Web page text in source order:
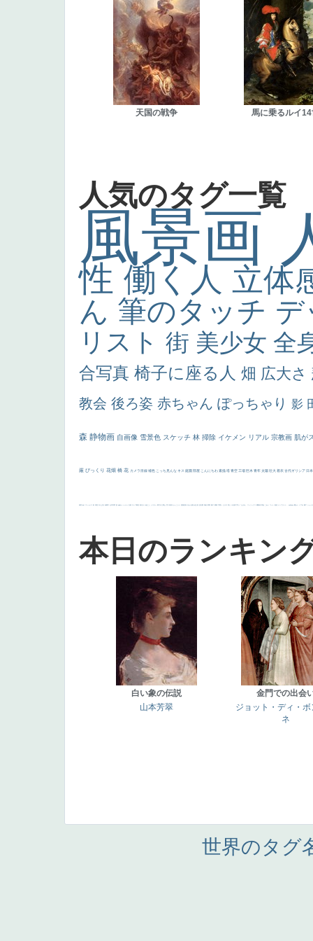
天国の戦争 馬に乗るルイ14
人気のタグ一覧
風景画
性 働く人 立体
ん 筆のタッチ
リスト 街 美少女 全
合写真 椅子に座る人 畑 広大さ
教会 後ろ姿 赤ちゃん ぽっちゃり 影
森 静物画 自画像 雪景色 スケッチ 林 掃除 イケメン リアル 宗教画 肌が
厳 びっくり 花畑 橋 花 カメラ目線 補色 こっち見んな キス 庭園 部屋 こんにちわ 素描 塔 青空 工場 巨木 青年 太陽 壮大 着衣 古代ギリシア 日
画質 last ヴィーナス 剣 白人少女 食事中 山本芳翠 麦 alciato ハーレム 女神 ローマ教皇 奥行き 火起こし シスター 東方の三博士 114514 かっこいい 受胎告知 天から覗き込む顔 設計図 挿絵 群衆 親子 裸婦 可愛い ピサロ ＃名画で学ぶ「たるみ」 ニーソックス 躍動感 黄色 こわい コート 畦道 レンブラント・ sekkusu 暖かい バブみ 靴下 ショッ
本日のランキン
白い象の伝説
山本芳翠
金門での出会
ジョット・ディ・ボ
ネ
世界のタグ